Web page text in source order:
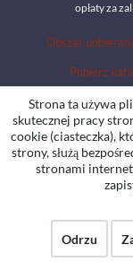
opłaty za
Obszar
Pobierz
Strona ta używa
skutecznej pracy
cookie (ciasteczka),
strony, służą
stronami
Odrzu